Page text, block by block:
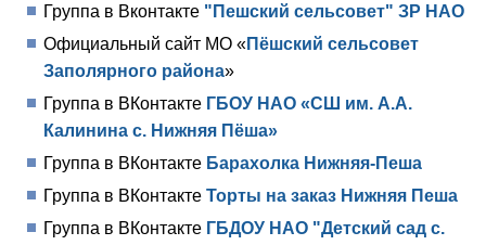
Группа в Вконтакте "Пешский сельсовет" ЗР НАО
Официальный сайт МО «Пёшский сельсовет
Заполярного района»
Группа в ВКонтакте ГБОУ НАО «СШ им. А.А.
Калинина с. Нижняя Пёша»
Группа в ВКонтакте Барахолка Нижняя-Пеша
Группа в ВКонтакте Торты на заказ Нижняя Пеша
Группа в ВКонтакте ГБДОУ НАО "Детский сад с.